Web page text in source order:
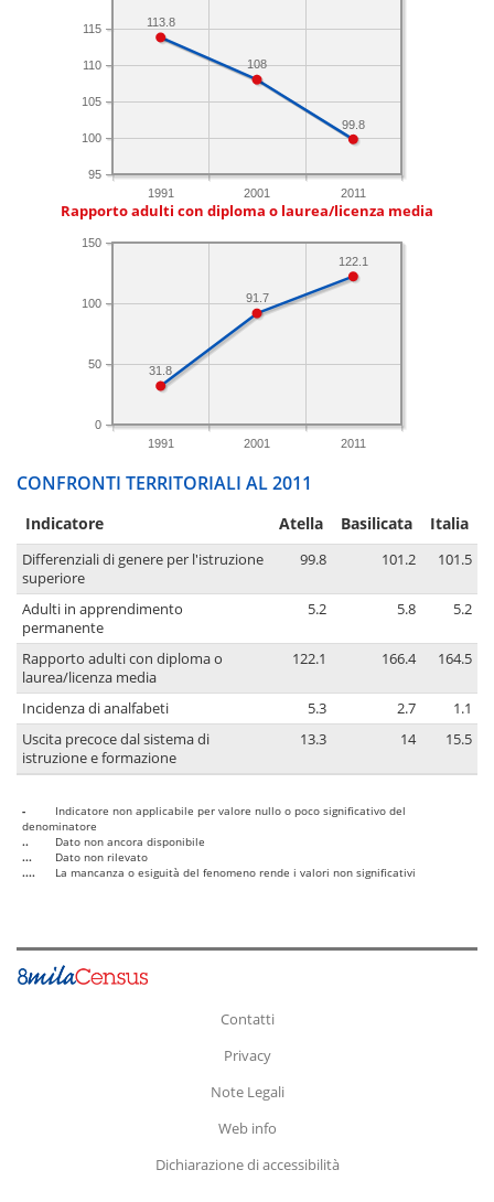
1991 2001 2011
95
100
105
110
115
99.8
108
113.8
Rapporto adulti con diploma o laurea/licenza media
1991 2001 2011
0
50
100
150
122.1
91.7
31.8
CONFRONTI TERRITORIALI AL 2011
Indicatore Atella Basilicata Italia
Differenziali di genere per l'istruzione
superiore
99.8 101.2 101.5
Adulti in apprendimento
permanente
5.2 5.8 5.2
Rapporto adulti con diploma o
laurea/licenza media
122.1 166.4 164.5
Incidenza di analfabeti 5.3 2.7
1.1
Uscita precoce dal sistema di
istruzione e formazione
13.3 14 15.5
-
Indicatore non applicabile per valore nullo o poco significativo del
denominatore
..
Dato non ancora disponibile
...
Dato non rilevato
....
La mancanza o esiguità del fenomeno rende i valori non significativi
Contatti
Privacy
Note Legali
Web info
Dichiarazione di accessibilità